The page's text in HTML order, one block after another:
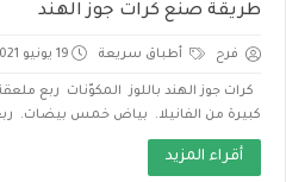
طريقة صنع كرات جوز الهند
فرح أطباق سريعة 19 يونيو 2021
كرات جوز الهند باللوز المكوّنات ربع
كبيرة من الفانيلا. بياض خمس بيضات.
أقراء المزيد